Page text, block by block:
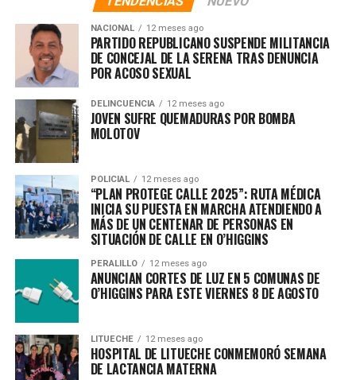
NACIONAL 12 meses ago
PARTIDO REPUBLICANO SUSPENDE MILITANCIA
DE CONCEJAL DE LA SERENA TRAS DENUNCIA
POR ACOSO SEXUAL
DELINCUENCIA 12 meses ago
JOVEN SUFRE QUEMADURAS POR BOMBA
MOLOTOV
POLICIAL 12 meses ago
“PLAN PROTEGE CALLE 2025”: RUTA MÉDICA
INICIA SU PUESTA EN MARCHA ATENDIENDO A
MÁS DE UN CENTENAR DE PERSONAS EN
SITUACIÓN DE CALLE EN O’HIGGINS
PERALILLO 12 meses ago
ANUNCIAN CORTES DE LUZ EN 5 COMUNAS DE
O’HIGGINS PARA ESTE VIERNES 8 DE AGOSTO
LITUECHE 12 meses ago
HOSPITAL DE LITUECHE CONMEMORÓ SEMANA
DE LACTANCIA MATERNA